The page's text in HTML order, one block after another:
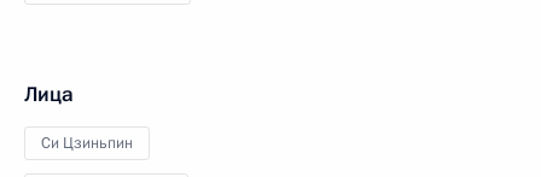
Лица
Си Цзиньпин